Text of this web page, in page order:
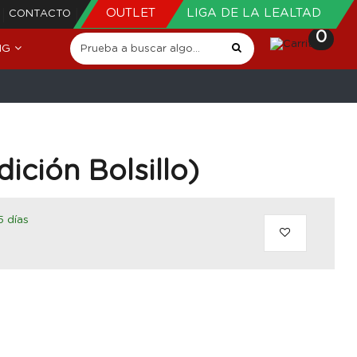
CONTACTO OUTLET LIGA DE LA LEALTAD
0
Bolsillo)
días